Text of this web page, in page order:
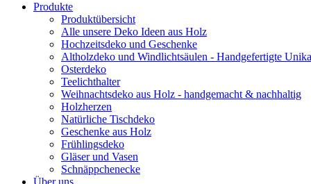
Produkte
Produktübersicht
Alle unsere Deko Ideen aus Holz
Hochzeitsdeko und Geschenke
Altholzdeko und Windlichtsäulen - Handgefertigte
Osterdeko
Teelichthalter
Weihnachts­deko aus Holz - handgemacht & nachhaltig
Holzherzen
Natürliche Tischdeko
Geschenke aus Holz
Frühlingsdeko
Gläser und Vasen
Schnäppchenecke
Über uns